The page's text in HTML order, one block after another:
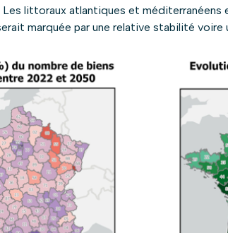
littoraux atlantiques et
marquée par une relative stabilité